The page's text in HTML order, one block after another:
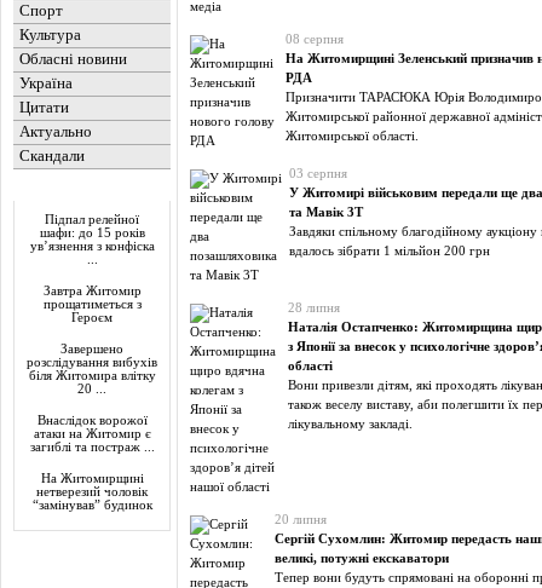
Спорт
Культура
Обласні новини
Україна
Цитати
Актуально
Скандали
Підпал релейної
шафи: до 15 років
ув’язнення з конфіска
Завтра Житомир
прощатиметься з
Героєм
Завершено
розслідування вибухів
біля Житомира влітку
20 ...
Внаслідок ворожої
атаки на Житомир є
загиблі та постраж ...
На Житомирщині
нетверезий чоловік
“замінував” будинок
08 серпня
На Житомирщині Зеленський призначив
РДА
Призначити ТАРАСЮКА Юрія
Житомирської районної державної
Житомирської області.
03 серпня
У Житомирі військовим передали ще
та Мавік 3Т
Завдяки спільному благодійному
вдалось зібрати 1 мільйон 200 грн
28 липня
Наталія Остапченко: Житомирщина
з Японії за внесок у психологічне
області
Вони привезли дітям, які проходять
також веселу виставу, аби полегшити їх
лікувальному закладі.
20 липня
Сергій Сухомлин: Житомир передасть
великі, потужні екскаватори
Тепер вони будуть спрямовані на оборонні